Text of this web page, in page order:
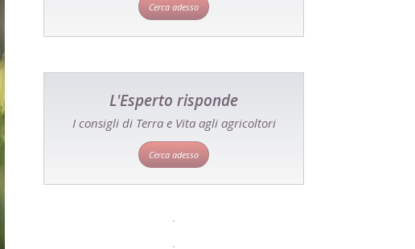
Cerca adesso
L'Esperto risponde
I consigli di Terra e Vita agli agricoltori
Cerca adesso